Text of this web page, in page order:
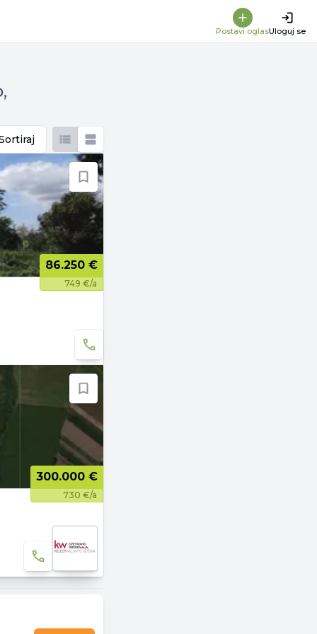
Postavi oglasUloguj se
86.250 €
749 €/a
300.000 €
730 €/a